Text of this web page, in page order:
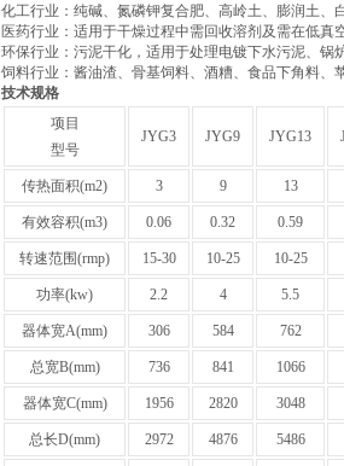
化工行业‌：纯碱、氮磷钾复合肥、高岭土、膨润土
医药行业‌：适用于干燥过程中需回收溶剂及需在低真
环保行业‌：污泥干化，适用于处理电镀下水污泥、锅
饲料行业‌：酱油渣、骨基饲料、酒糟、食品下角料、
技术规格
项目
型号
JYG3 JYG9 JYG13
传热面积(m2) 3 9 13
有效容积(m3) 0.06 0.32 0.59
转速范围(rmp) 15-30 10-25 10-25
功率(kw) 2.2 4 5.5
器体宽A(mm) 306 584 762
总宽B(mm) 736 841 1066
器体宽C(mm) 1956 2820 3048
总长D(mm) 2972 4876 5486